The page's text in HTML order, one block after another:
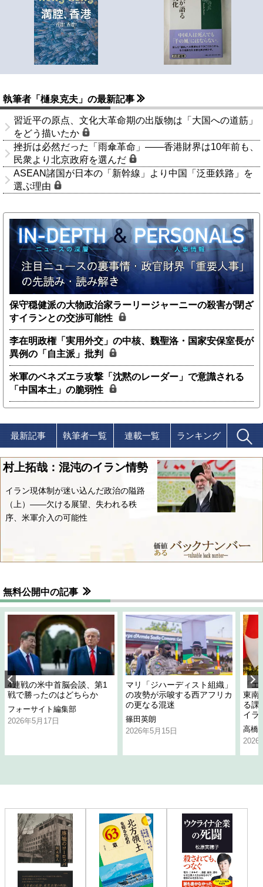
執筆者「樋泉克夫」の最新記事
習近平の原点、文化大革命期の出版物は「大国への道筋」
をどう描いたか
挫折は必然だった「雨傘革命」――香港財界は10年前も、
民衆より北京政府を選んだ
ASEAN諸国が日本の「新幹線」より中国「泛亜鉄路」を
選ぶ理由
保守穏健派の大物政治家ラーリージャーニーの殺害が閉ざ
すイランとの交渉可能性
李在明政権「実用外交」の中核、魏聖洛・国家安保室長が
異例の「自主派」批判
米軍のベネズエラ攻撃「沈黙のレーダー」で意識される
「中国本土」の脆弱性
最新記事 執筆者一覧 連載一覧 ランキング
村上拓哉：混沌のイラン情勢
イラン現体制が迷い込んだ政治の隘路
（上）――欠ける展望、失われる秩
序、米軍介入の可能性
無料公開中の記事
4連戦の米中首脳会談、第1
戦で勝ったのはどちらか
フォーサイト編集部
2026年5月17日
マリ「ジハーディスト組織」
の攻勢が示唆する西アフリカ
の更なる混迷
篠田英朗
2026年5月15日
「
東南
る課
イラ
高橋
2026